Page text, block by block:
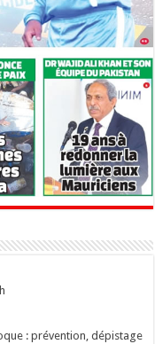
: prévention, dépistage